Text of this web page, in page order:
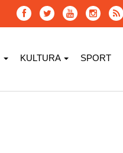
KULTURA SPORT